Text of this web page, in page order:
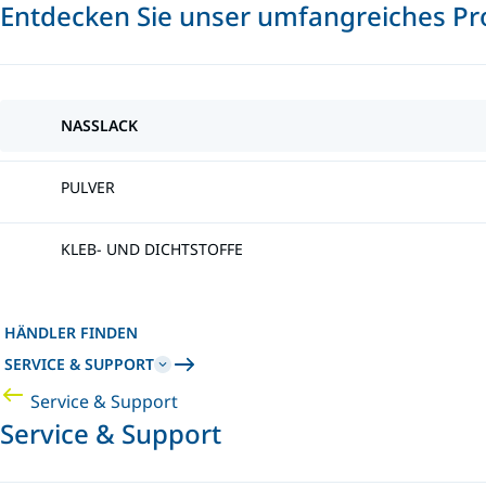
Entdecken Sie unser umfangreiches
NASSLACK
PULVER
KLEB- UND DICHTSTOFFE
HÄNDLER FINDEN
SERVICE & SUPPORT
Service & Support
Service & Support